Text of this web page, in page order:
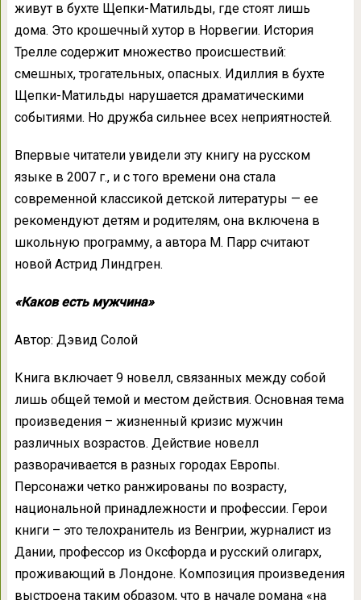
живут в бухте Щепки-Матильды, где стоят лишь
дома. Это крошечный хутор в Норвегии. История
Трелле содержит множество происшествий:
смешных, трогательных, опасных. Идиллия в бухте
Щепки-Матильды нарушается драматическими
событиями. Но дружба сильнее всех неприятностей.
Впервые читатели увидели эту книгу на русском
языке в 2007 г., и с того времени она стала
современной классикой детской литературы — ее
рекомендуют детям и родителям, она включена в
школьную программу, а автора М. Парр считают
новой Астрид Линдгрен.
«Каков есть мужчина»
Автор: Дэвид Солой
Книга включает 9 новелл, связанных между собой
лишь общей темой и местом действия. Основная тема
произведения – жизненный кризис мужчин
различных возрастов. Действие новелл
разворачивается в разных городах Европы.
Персонажи четко ранжированы по возрасту,
национальной принадлежности и профессии. Герои
книги – это телохранитель из Венгрии, журналист из
Дании, профессор из Оксфорда и русский олигарх,
проживающий в Лондоне. Композиция произведения
выстроена таким образом, что в начале романа «на